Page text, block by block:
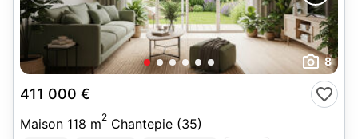
8
411 000 €
Maison 118 m2 Chantepie (35)